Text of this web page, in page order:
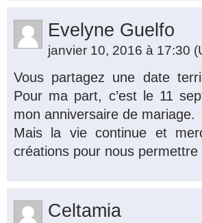
Evelyne Guelfo
janvier 10, 2016 à 17:30
Vous partagez une date
Pour ma part, c’est le 11
mon anniversaire de mariage.
Mais la vie continue et
créations pour nous
Celtamia